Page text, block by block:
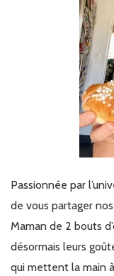
Passionnée par
de vous partager
Maman de 2 bouts
désormais leurs
qui mettent la main